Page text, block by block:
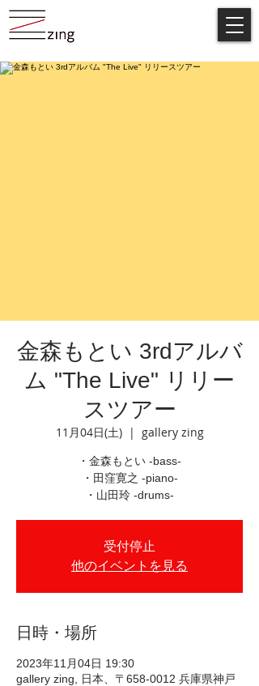
金森もとい 3rdアルバ
ム "The Live" リリー
スツアー
11月04日(土)
  |
gallery zing
・金森もとい -bass-
・田窪寛之 -piano-
・山田玲 -drums-
受付停止
他のイベントを見る
日時・場所
2023年11月04日 19:30
gallery zing, 日本、〒658-0012 兵庫県神戸